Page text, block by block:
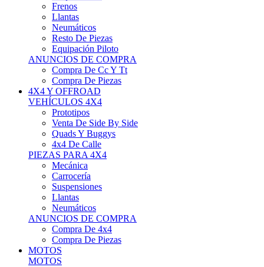
Llantas
Neumáticos
Resto De Piezas
Equipación Piloto
ANUNCIOS DE COMPRA
Compra De Cc Y Tt
Compra De Piezas
4X4 Y OFFROAD
VEHÍCULOS 4X4
Prototipos
Venta De Side By Side
Quads Y Buggys
4x4 De Calle
PIEZAS PARA 4X4
Mecánica
Carrocería
Suspensiones
Llantas
Neumáticos
ANUNCIOS DE COMPRA
Compra De 4x4
Compra De Piezas
MOTOS
MOTOS
Motos De Circuito